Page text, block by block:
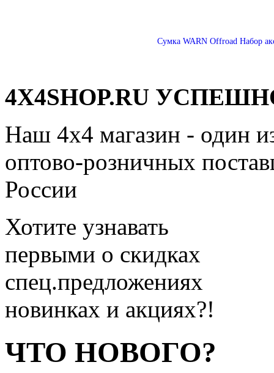
Сумка WARN Offroad Набор
4X4SHOP.RU
Наш 4x4 магазин - один
оптово-розничных
России
Хотите узнавать
первыми о скидках
спец.предложениях
новинках и акциях?!
ЧТО НОВОГО?